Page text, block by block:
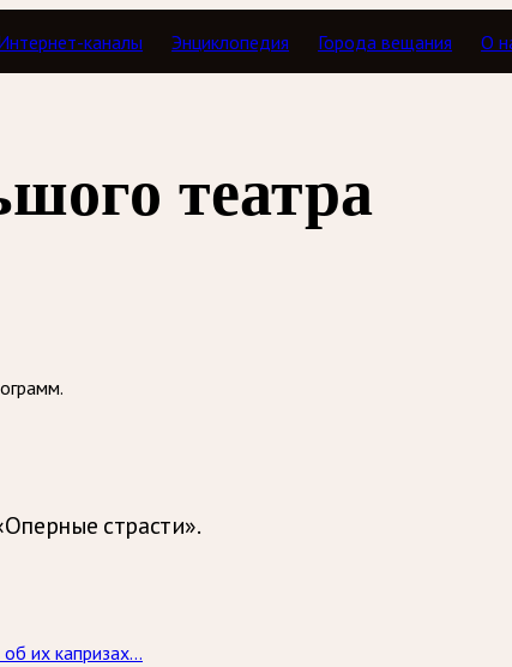
каналы Энциклопедия Города вещания О
театра
страсти».
их капризах...